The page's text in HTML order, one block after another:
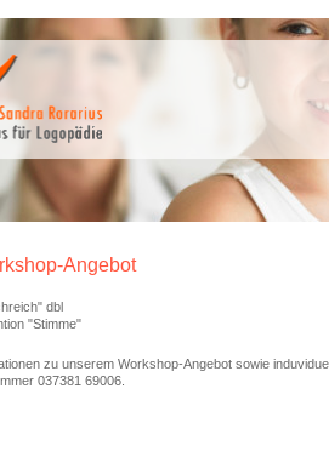
Angebot
dbl
"Stimme"
zu unserem Workshop-Angebot sowie
037381 69006.